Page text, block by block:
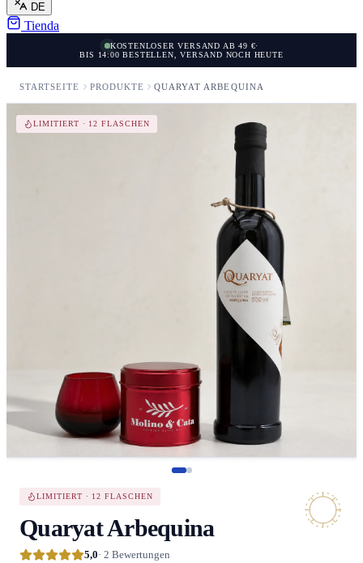
DE
Tienda
KOSTENLOSER VERSAND AB 49 €·
BIS 14:00 BESTELLEN, VERSAND NOCH HEUTE
STARTSEITE PRODUKTE QUARYAT ARBEQUINA
LIMITIERT · 12 FLASCHEN
LIMITIERT · 12 FLASCHEN
Quaryat Arbequina
5,0· 2 Bewertungen